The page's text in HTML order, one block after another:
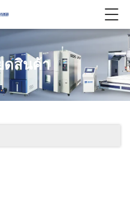
ดสินค้า